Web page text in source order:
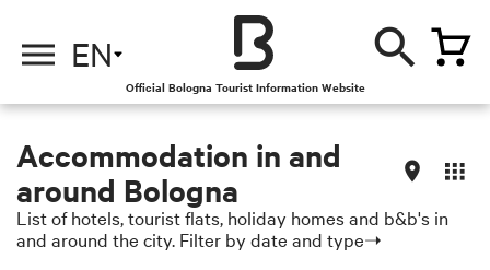
EN
Official Bologna Tourist Information Website
Accommodation in and
around Bologna
List of hotels, tourist flats, holiday homes and b&b's in
and around the city. Filter by date and type➝